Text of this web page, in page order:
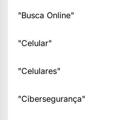
"Busca Online"
"Celular"
"Celulares"
"Cibersegurança"